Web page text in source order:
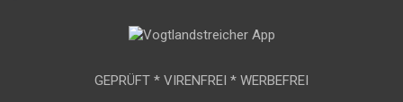
GEPRÜFT * VIRENFREI * WERBEFREI